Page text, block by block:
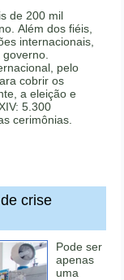
de 200 mil
Além dos fiéis,
internacionais,
pelo
cobrir os
a eleição e
5.300
cerimônias.
crise
Pode ser
apenas
uma